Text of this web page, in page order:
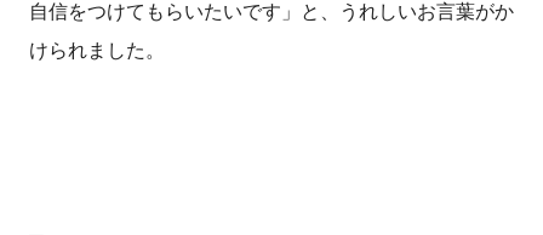
自信をつけてもらいたいです」と、うれしいお言葉がか
けられました。